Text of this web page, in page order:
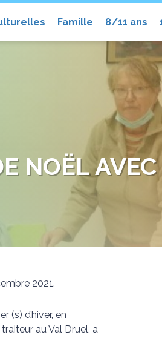
Famille 8/11 ans
NOËL
2021.
(s) d’hiver, en
au Val Druel, a